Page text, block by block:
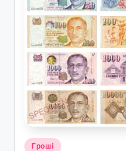
Опубліковано
Гроші